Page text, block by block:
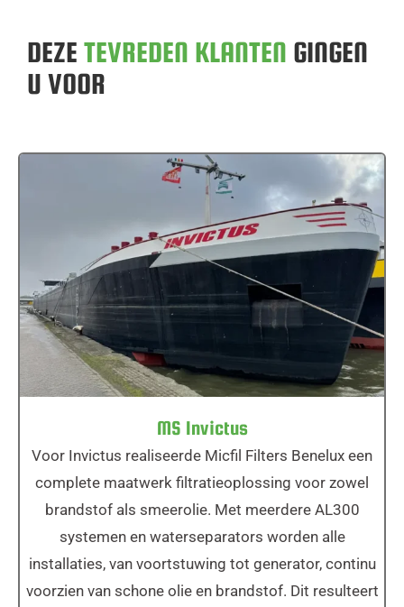
DEZE TEVREDEN KLANTEN GINGEN
U VOOR
MS Invictus
MS Invictus
Voor Invictus realiseerde Micfil Filters Benelux een
complete maatwerk filtratieoplossing voor zowel
brandstof als smeerolie. Met meerdere AL300
systemen en waterseparators worden alle
installaties, van voortstuwing tot generator, continu
voorzien van schone olie en brandstof. Dit resulteert